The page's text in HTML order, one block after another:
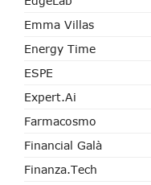
Emma Villas
Energy Time
ESPE
Expert.ai
Farmacosmo
Financial Galà
Finanza.tech